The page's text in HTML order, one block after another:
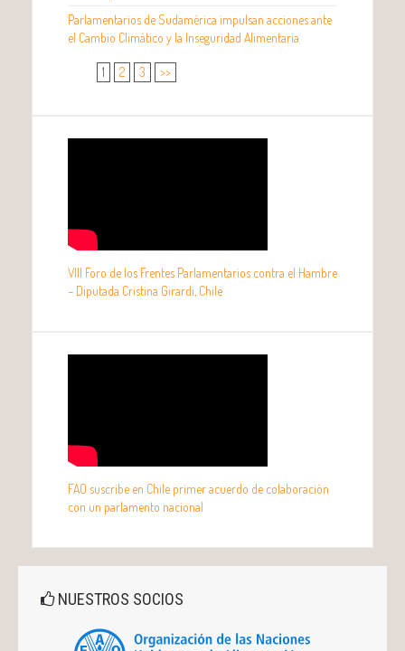
Parlamentarios de Sudamérica impulsan acciones ante
el Cambio Climático y la Inseguridad Alimentaria
1 2 3 >>
VIII Foro de los Frentes Parlamentarios contra el Hambre
– Diputada Cristina Girardi, Chile
FAO suscribe en Chile primer acuerdo de colaboración
con un parlamento nacional
NUESTROS SOCIOS